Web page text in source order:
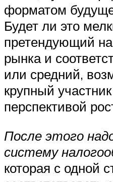
форматом
Будет ли это
претендующий
рынка и
или средний,
крупный
перспективой
После этого
систему
которая с одной